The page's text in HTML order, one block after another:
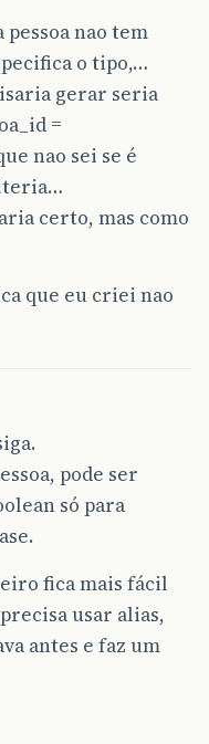
nao tem
o tipo,…
gerar seria
=
nao sei se é
certo, mas como
que eu criei nao
pode ser
só para
fica mais fácil
usar alias,
antes e faz um